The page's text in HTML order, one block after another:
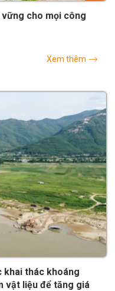
cho mọi công
Xem thêm
khai thác khoáng
vật liệu để tăng giá